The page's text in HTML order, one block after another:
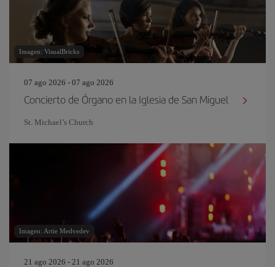
Imagen: VisualBricks
07 ago 2026 - 07 ago 2026
Concierto de Órgano en la Iglesia de San Miguel
St. Michael’s Church
Imagen: Artie Medvedev
21 ago 2026 - 21 ago 2026